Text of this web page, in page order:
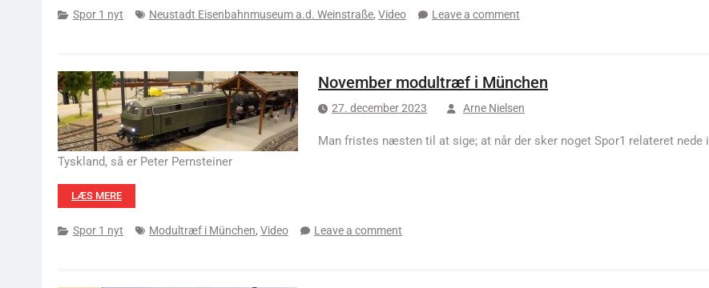
Spor 1 nyt Neustadt Eisenbahnmuseum a.d. Weinstraße, Video Leave a comment
November modultræf i München
27. december 2023 Arne Nielsen
Man fristes næsten til at sige; at når der sker noget Spor1 relateret nede i
Tyskland, så er Peter Pernsteiner
LÆS MERE
Spor 1 nyt Modultræf i München, Video Leave a comment